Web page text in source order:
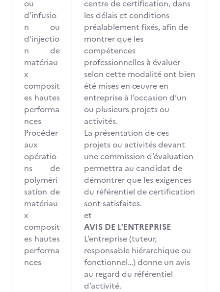
ou
d’infusio
n ou
d’injectio
n de
matériau
x
composit
es hautes
performa
nces
Procéder
aux
opératio
ns de
polyméri
sation de
matériau
x
composit
es hautes
performa
nces
centre de certification, dans
les délais et conditions
préalablement fixés, afin de
montrer que les
compétences
professionnelles à évaluer
selon cette modalité ont bien
été mises en œuvre en
entreprise à l’occasion d’un
ou plusieurs projets ou
activités.
La présentation de ces
projets ou activités devant
une commission d’évaluation
permettra au candidat de
démontrer que les exigences
du référentiel de certification
sont satisfaites.
et
AVIS DE L’ENTREPRISE
L’entreprise (tuteur,
responsable hiérarchique ou
fonctionnel…) donne un avis
au regard du référentiel
d’activité.